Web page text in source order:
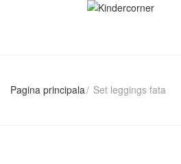
Pagina principala Set leggings fata